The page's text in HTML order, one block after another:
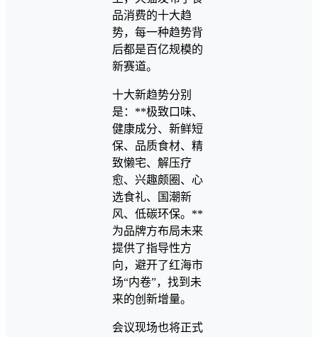
品消费的十大趋
势，每一种趋势背
后都是百亿规模的
新赛道。
十大新趋势分别
是：**极致口味、
健康成分、新鲜短
保、品质食材、精
致懒宅、解压疗
愈、兴趣颇圈、心
选食礼、国潮新
风、低碳环保。**
为品牌方布局未来
提供了指导性方
向，避开了红海市
场“内卷”，找到未
来的创新增量。
会议现场也将正式